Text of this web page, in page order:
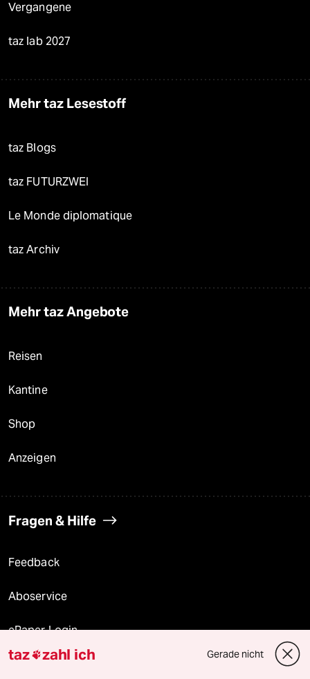
Vergangene
taz lab 2027
Mehr taz Lesestoff
taz Blogs
taz FUTURZWEI
Le Monde diplomatique
taz Archiv
Mehr taz Angebote
Reisen
Kantine
Shop
Anzeigen
Fragen & Hilfe
Feedback
Aboservice
ePaper Login
Downloads für Abonnierende
taz zahl ich Gerade nicht